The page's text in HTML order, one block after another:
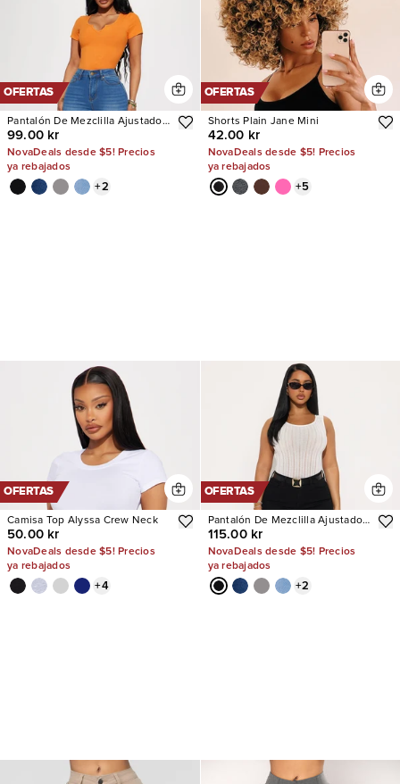
OFERTAS
Pantalón De Mezclilla Ajustado
Con Stretch Vibe Check Curvy
99.00 kr
NovaDeals desde $5! Precios
ya rebajados
+2
OFERTAS
Shorts Plain Jane Mini
42.00 kr
NovaDeals desde $5! Precios
ya rebajados
+5
OFERTAS
Camisa Top Alyssa Crew Neck
50.00 kr
NovaDeals desde $5! Precios
ya rebajados
+4
OFERTAS
Pantalón De Mezclilla Ajustado
Con Stretch Vibe Check Curvy
115.00 kr
NovaDeals desde $5! Precios
ya rebajados
+2